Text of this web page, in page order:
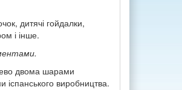
дитячі гойдалки,
і інше.
двома шарами
виробництва.